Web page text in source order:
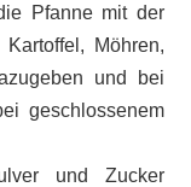
Pfanne mit der
Möhren,
und bei
geschlossenem
und Zucker